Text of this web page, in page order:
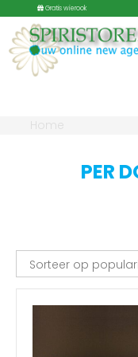
Gratis wierook
Home
PER